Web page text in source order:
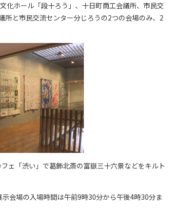
化ホール「段十ろう」、十日町商工会議所、市民交
と市民交流センター分じろうの2つの会場のみ、2
ェ「渋い」で葛飾北斎の富嶽三十六景などをキルト
会場の入場時間は午前9時30分から午後4時30分ま